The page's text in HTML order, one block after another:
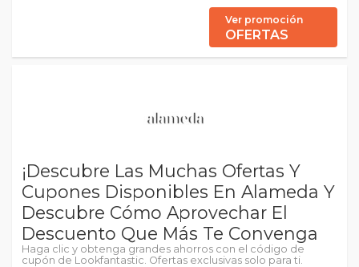
Ver promoción
OFERTAS
¡Descubre Las Muchas Ofertas Y
Cupones Disponibles En Alameda Y
Descubre Cómo Aprovechar El
Descuento Que Más Te Convenga
Haga clic y obtenga grandes ahorros con el código de
cupón de Lookfantastic. Ofertas exclusivas solo para ti.